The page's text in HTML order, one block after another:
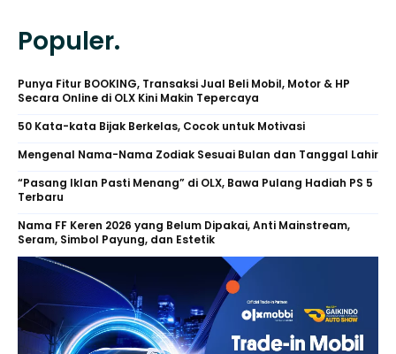
Populer.
Punya Fitur BOOKING, Transaksi Jual Beli Mobil, Motor & HP
Secara Online di OLX Kini Makin Tepercaya
50 Kata-kata Bijak Berkelas, Cocok untuk Motivasi
Mengenal Nama-Nama Zodiak Sesuai Bulan dan Tanggal Lahir
“Pasang Iklan Pasti Menang” di OLX, Bawa Pulang Hadiah PS 5
Terbaru
Nama FF Keren 2026 yang Belum Dipakai, Anti Mainstream,
Seram, Simbol Payung, dan Estetik